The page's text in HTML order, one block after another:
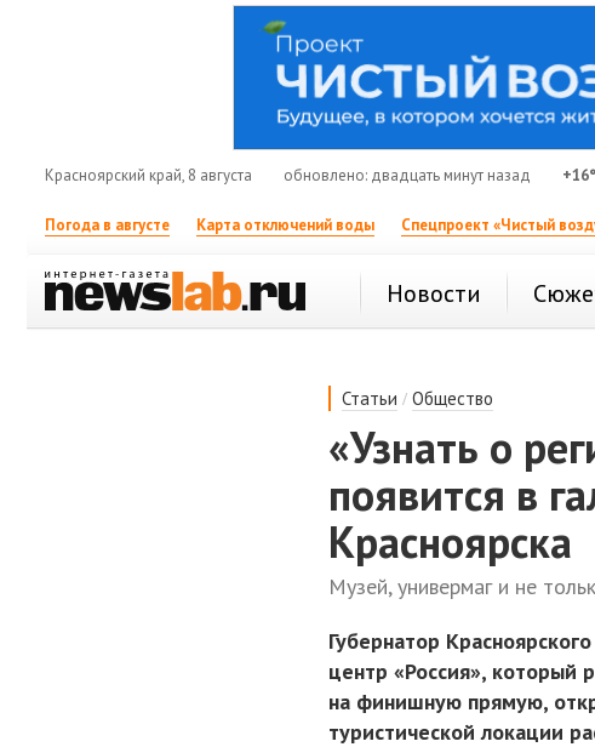
Красноярский край, 8 августа обновлено: двадцать минут назад
Погода в августе Карта отключений воды Спецпроект «Чистый
Новости
Статьи /Общество
«Узнать о
появится в
Красноярска
Музей, универмаг и не
Губернатор
центр «Россия», который
на финишную прямую,
туристической локации